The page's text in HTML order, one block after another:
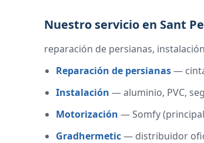
Nuestro servicio en Sant
reparación de persianas,
Reparación de persianas—
Instalación — aluminio, PVC,
Motorización — Somfy
Gradhermetic— distribuidor